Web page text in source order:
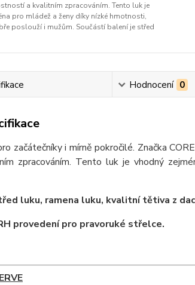
a kvalitním zpracováním. Tento luk je
pro mládež a ženy díky nízké hmotnosti,
poslouží i mužům. Součástí balení je střed
Hodnocení 0
začátečníky i mírně pokročilé. Značka
zpracováním. Tento luk je vhodný
luku, ramena luku, kvalitní tětiva z
provedení pro pravoruké střelce.